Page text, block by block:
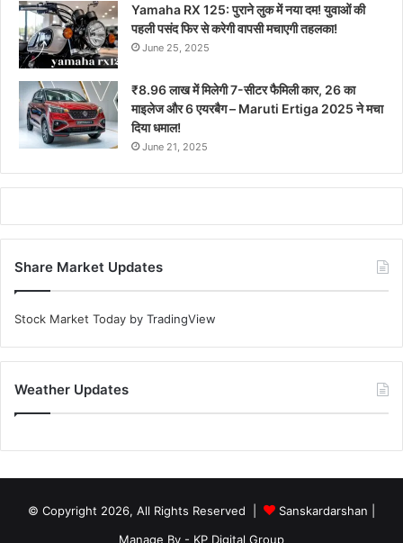
Yamaha RX 125: पुराने लुक में नया दम! युवाओं की
पहली पसंद फिर से करेगी वापसी मचाएगी तहलका!
June 25, 2025
₹8.96 लाख में मिलेगी 7-सीटर फैमिली कार, 26 का
माइलेज और 6 एयरबैग – Maruti Ertiga 2025 ने मचा
दिया धमाल!
June 21, 2025
Share Market Updates
Stock Market Today by TradingView
Weather Updates
© Copyright 2026, All Rights Reserved | Sanskardarshan
Manage By - KP Digital Group